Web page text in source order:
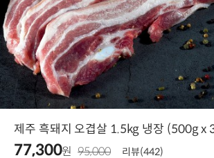
제주 흑돼지 오겹살 1.5kg 냉장 (500g x
77,300원 95,000 리뷰(442)